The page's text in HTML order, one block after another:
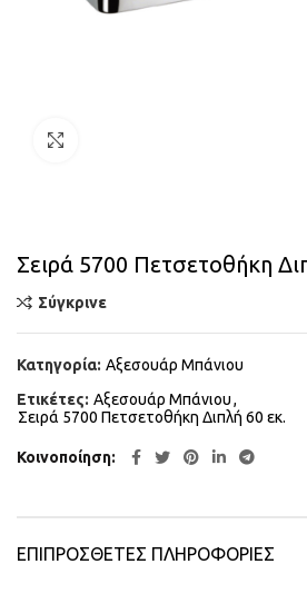
Σειρά 5700 Πετσετοθήκη
Σύγκρινε
Κατηγορία: Αξεσουάρ Μπάνιου
Ετικέτες: Αξεσουάρ Μπάνιου,
Σειρά 5700 Πετσετοθήκη Διπλή 60 εκ.
Κοινοποίηση
ΕΠΙΠΡΌΣΘΕΤΕΣ ΠΛΗΡΟΦΟΡΊΕΣ